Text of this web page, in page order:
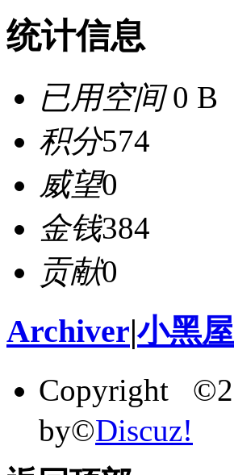
统计信息
已用空间0 B
积分574
威望0
金钱384
贡献0
Archiver|小黑屋
Copyright
by©Discuz!